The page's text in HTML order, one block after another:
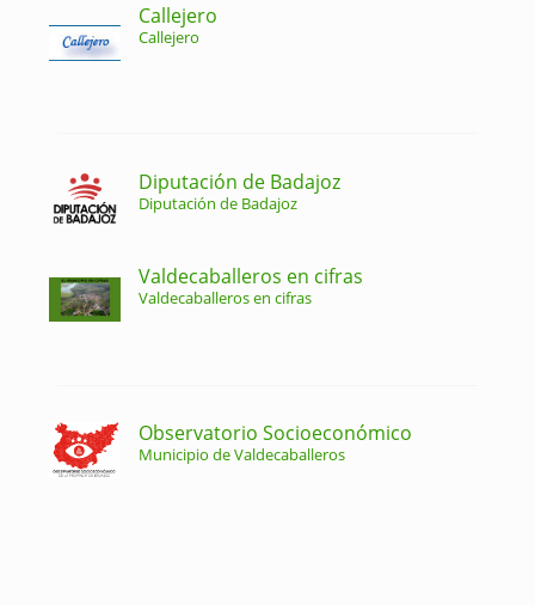
Callejero
Callejero
Diputación de Badajoz
Diputación de Badajoz
Valdecaballeros en cifras
Valdecaballeros en cifras
Observatorio Socioeconómico
Municipio de Valdecaballeros